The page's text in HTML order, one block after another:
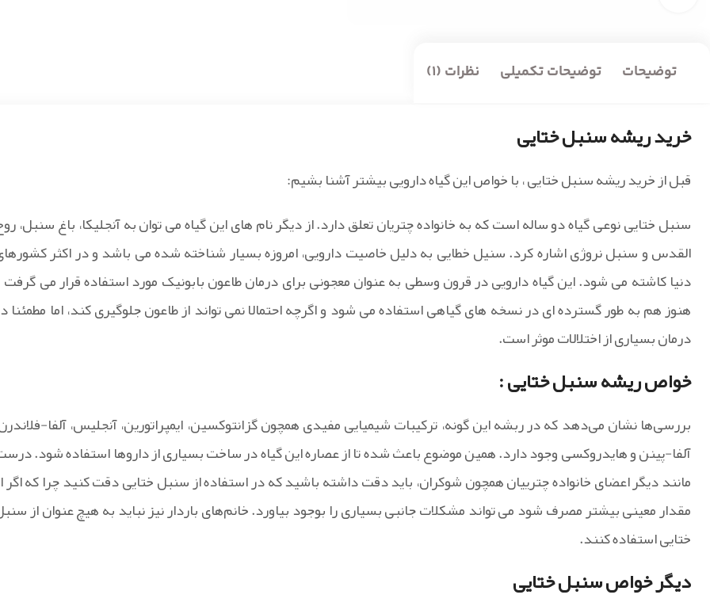
توضیحات توضیحات تکمیلی نظرات (1)
خرید ریشه سنبل ختایی
قبل از خرید ریشه سنبل ختایی ، با خواص این گیاه دارویی بیشتر آشنا بشیم:
سنبل ختایی نوعی گیاه دو ساله است که به خانواده چتریان تعلق دارد. از دیگر نام های این گیاه می توان به آنجلیکا، باغ سنبل،
القدس و سنبل نروژی اشاره کرد. سنیل خطایی به دلیل خاصیت دارویی، امروزه بسیار شناخته شده می باشد و در اکثر
دنیا کاشته می شود. این گیاه دارویی در قرون وسطی به عنوان معجونی برای درمان طاعون بابونیک مورد استفاده قرار می
هنوز هم به طور گسترده ای در نسخه های گیاهی استفاده می شود و اگرچه احتمالا نمی تواند از طاعون جلوگیری کند، اما مطمئنا
درمان بسیاری از اختلالات موثر است.
خواص ریشه سنبل ختایی :
بررسی‌ها نشان می‌دهد که در ربشه این گونه، ترکیبات شیمیایی مفیدی همچون گزانتوکسین، ایمپراتورین، آنجلیس، آلفا-
آلفا-پینن و هایدروکسی وجود دارد. همین موضوع باعث شده تا از عصاره این گیاه در ساخت بسیاری از دارو‌ها استفاده شود.
مانند دیگر اعضای خانواده چترییان همچون شوکران، باید دقت داشته باشید که در استفاده از سنبل ختایی دقت کنید چرا که اگر
مقدار معینی بیشتر مصرف شود می تواند مشکلات جانبی بسیاری را بوجود بیاورد. خانم‌های باردار نیز نباید به هیچ عنوان از
ختایی استفاده کنند.
دیگر خواص سنبل ختایی